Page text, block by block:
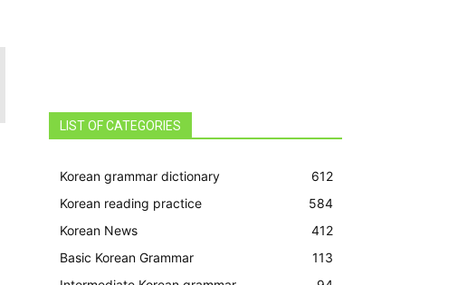
LIST OF CATEGORIES
Korean grammar dictionary
612
Korean reading practice
584
Korean News
412
Basic Korean Grammar
113